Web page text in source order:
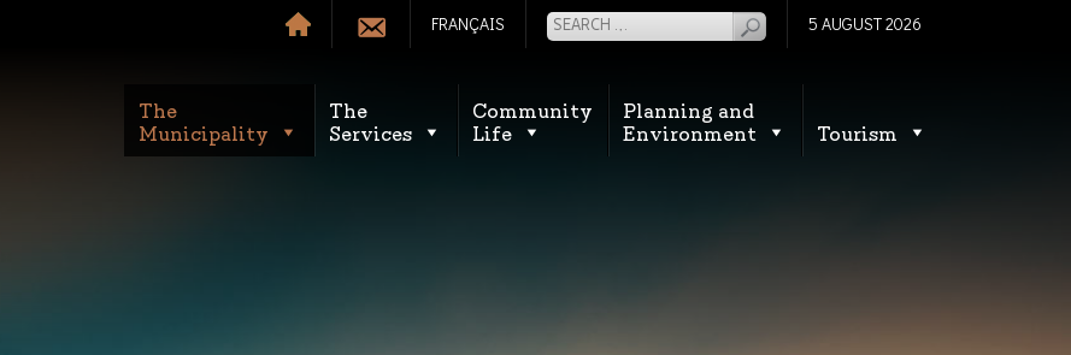
FRANÇAIS 5 AUGUST 2026
The
Municipality
The
Services
Community
Life
Planning and
Environment
Tourism